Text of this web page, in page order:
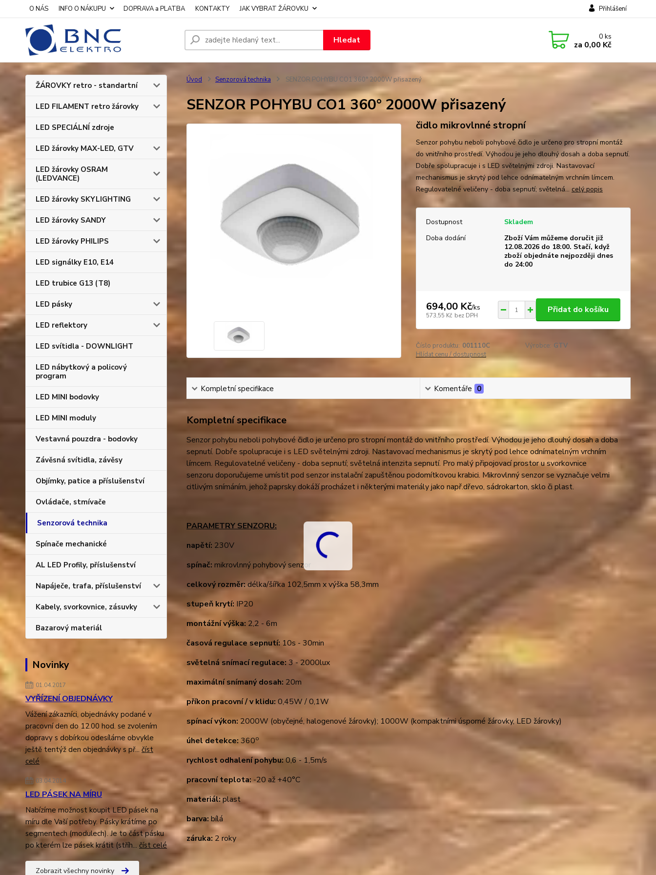
O NÁS INFO O NÁKUPU DOPRAVA a PLATBA KONTAKTY JAK VYBRAT ŽÁROVKU Přihlášení
Hledat 0ks
za 0,00 Kč
ŽÁROVKY retro - standartní
LED FILAMENT retro žárovky
LED SPECIÁLNÍ zdroje
LED žárovky MAX-LED, GTV
LED žárovky OSRAM
(LEDVANCE)
LED žárovky SKYLIGHTING
LED žárovky SANDY
LED žárovky PHILIPS
LED signálky E10, E14
LED trubice G13 (T8)
LED pásky
LED reflektory
LED svítidla - DOWNLIGHT
LED nábytkový a policový
program
LED MINI bodovky
LED MINI moduly
Vestavná pouzdra - bodovky
Závěsná svítidla, závěsy
Objímky, patice a příslušenství
Ovládače, stmívače
Senzorová technika
Spínače mechanické
AL LED Profily, příslušenství
Napáječe, trafa, příslušenství
Kabely, svorkovnice, zásuvky
Bazarový materiál
Novinky
01.04.2017
VYŘÍZENÍ OBJEDNÁVKY
Vážení zákazníci, objednávky podané v
pracovní den do 12.00 hod. se zvolením
dopravy s dobírkou odesíláme obvykle
ještě tentýž den objednávky s př... číst
celé
03.04.2014
LED PÁSEK NA MÍRU
Nabízíme možnost koupit LED pásek na
míru dle Vaší potřeby. Pásky krátíme po
segmentech (modulech). Je to část pásku
po kterém lze pásek krátit (stříh... číst celé
Zobrazit všechny novinky
Úvod Senzorová technika SENZOR POHYBU CO1 360° 2000W přisazený
SENZOR POHYBU CO1 360° 2000W přisazený
čidlo mikrovlnné stropní
Senzor pohybu neboli pohybové čidlo je určeno pro stropní montáž
do vnitřního prostředí. Výhodou je jeho dlouhý dosah a doba sepnutí.
Dobře spolupracuje i s LED světelnými zdroji. Nastavovací
mechanismus je skrytý pod lehce odnímatelným vrchním límcem.
Regulovatelné veličeny - doba sepnutí; světelná... celý popis
Dostupnost
Skladem
Doba dodání
Zboží Vám můžeme doručit již
12.08.2026 do 18:00. Stačí, když
zboží objednáte nejpozději dnes
do 24:00
694,00 Kč/ks
573,55 Kč bez DPH
Přidat do košíku
Číslo produktu: 001110C Výrobce: GTV
Hlídat cenu / dostupnost
Kompletní specifikace Komentáře 0
Kompletní specifikace
Senzor pohybu neboli pohybové čidlo je určeno pro stropní montáž do vnitřního prostředí. Výhodou je jeho dlouhý dosah a doba
sepnutí. Dobře spolupracuje i s LED světelnými zdroji. Nastavovací mechanismus je skrytý pod lehce odnímatelným vrchním
límcem. Regulovatelné veličeny - doba sepnutí; světelná intenzita sepnutí. Pro malý připojovací prostor u svorkovnice
senzoru doporučujeme umístit pod senzor instalační zapuštěnou podomítkovou krabici. Mikrovlnný senzor se vyznačuje velmi
citlivým snímáním, jehož paprsky dokáží procházet i některými materiály jako např.dřevo, sádrokarton, sklo či plast.
PARAMETRY SENZORU:
napětí: 230V
spínač: mikrovlnný pohybový senzor
celkový rozměr:délka/šířka 102,5mm x výška 58,3mm
stupeň krytí: IP20
montážní výška: 2,2 - 6m
časová regulace sepnutí: 10s - 30min
světelná snímací regulace: 3 - 2000lux
maximální snímaný dosah: 20m
příkon pracovní / v klidu: 0,45W / 0,1W
spínací výkon: 2000W (obyčejné, halogenové žárovky); 1000W (kompaktními úsporné žárovky, LED žárovky)
úhel detekce: 360o
rychlost odhalení pohybu:0,6 - 1,5m/s
pracovní teplota: -20 až +40°C
materiál:plast
barva: bílá
záruka: 2 roky